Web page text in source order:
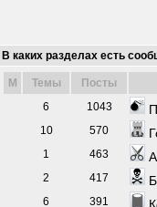
В каких разделах есть
M Темы Посты
6 1043
10 570
1 463
2 417
6 391